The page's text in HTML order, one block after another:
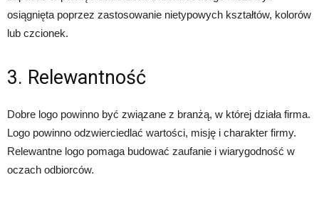
osiągnięta poprzez zastosowanie nietypowych kształtów, kolorów
lub czcionek.
3. Relewantność
Dobre logo powinno być związane z branżą, w której działa firma.
Logo powinno odzwierciedlać wartości, misję i charakter firmy.
Relewantne logo pomaga budować zaufanie i wiarygodność w
oczach odbiorców.